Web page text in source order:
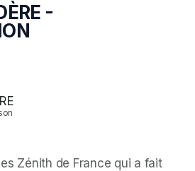
-
Zénith de France qui a fait